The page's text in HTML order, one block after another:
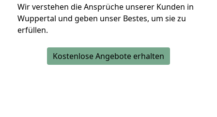
Wir verstehen die Ansprüche unserer Kunden in
Wuppertal und geben unser Bestes, um sie zu
erfüllen.
Kostenlose Angebote erhalten